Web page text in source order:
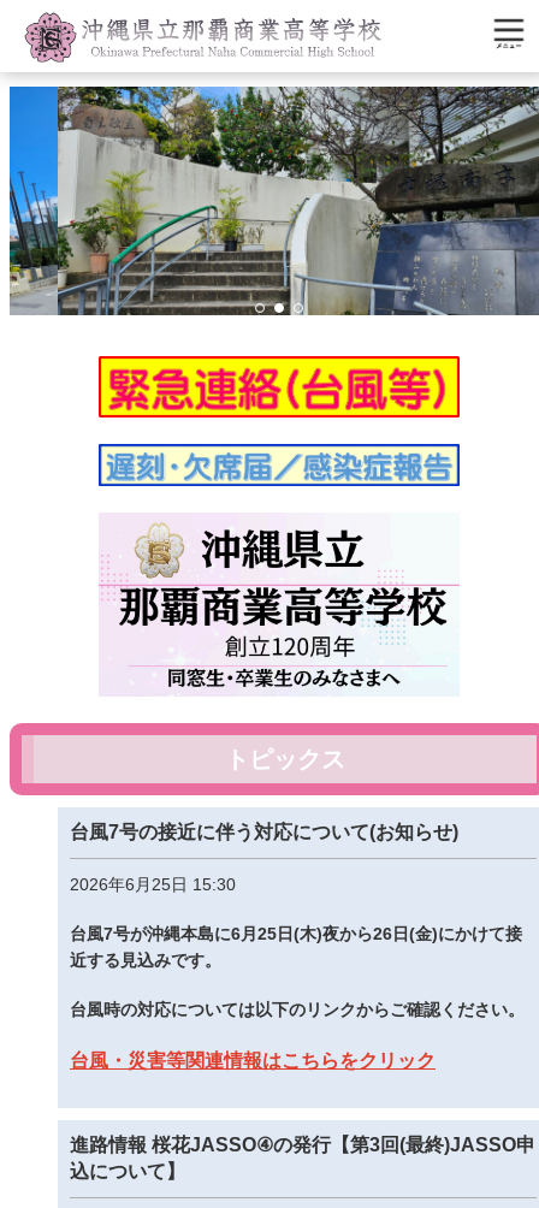
トピックス
台風7号の接近に伴う対応について(お知らせ)
2026年6月25日 15:30
台風7号が沖縄本島に6月25日(木)夜から26日(金)にかけて接
近する見込みです。
台風時の対応については以下のリンクからご確認ください。
台風・災害等関連情報はこちらをクリック
進路情報 桜花JASSO④の発行【第3回(最終)JASSO申
込について】